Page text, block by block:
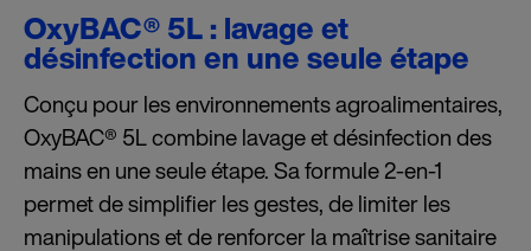
OxyBAC® 5L : lavage et
désinfection en une seule étape
Conçu pour les environnements agroalimentaires,
OxyBAC® 5L combine lavage et désinfection des
mains en une seule étape. Sa formule 2-en-1
permet de simplifier les gestes, de limiter les
manipulations et de renforcer la maîtrise sanitaire